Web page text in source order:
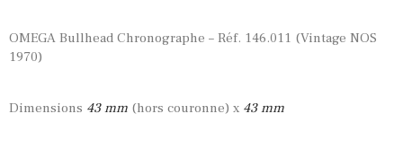
OMEGA Bullhead Chronographe – Réf. 146.011 (Vintage NOS
1970)
Dimensions 43 mm (hors couronne) x 43 mm